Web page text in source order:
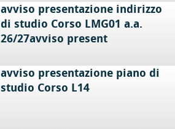
avviso presentazione indirizzo
di studio Corso LMG01 a.a.
26/27avviso present
avviso presentazione piano di
studio Corso L14